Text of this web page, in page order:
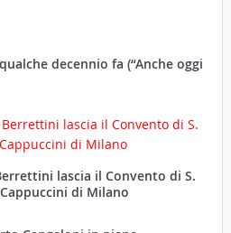
lascia il Convento di S.
di Milano
Cangeloni in pieno